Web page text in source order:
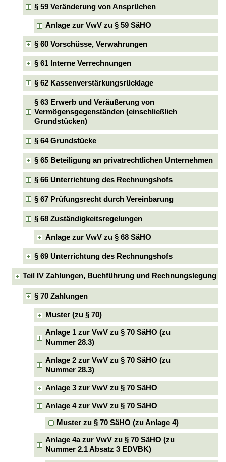
§ 59 Veränderung von Ansprüchen
Anlage zur VwV zu § 59 SäHO
§ 60 Vorschüsse, Verwahrungen
§ 61 Interne Verrechnungen
§ 62 Kassenverstärkungsrücklage
§ 63 Erwerb und Veräußerung von
Vermögensgegenständen (einschließlich
Grundstücken)
§ 64 Grundstücke
§ 65 Beteiligung an privatrechtlichen Unternehmen
§ 66 Unterrichtung des Rechnungshofs
§ 67 Prüfungsrecht durch Vereinbarung
§ 68 Zuständigkeitsregelungen
Anlage zur VwV zu § 68 SäHO
§ 69 Unterrichtung des Rechnungshofs
Teil IV Zahlungen, Buchführung und Rechnungslegung
§ 70 Zahlungen
Muster (zu § 70)
Anlage 1 zur VwV zu § 70 SäHO (zu
Nummer 28.3)
Anlage 2 zur VwV zu § 70 SäHO (zu
Nummer 28.3)
Anlage 3 zur VwV zu § 70 SäHO
Anlage 4 zur VwV zu § 70 SäHO
Muster zu § 70 SäHO (zu Anlage 4)
Anlage 4a zur VwV zu § 70 SäHO (zu
Nummer 2.1 Absatz 3 EDVBK)